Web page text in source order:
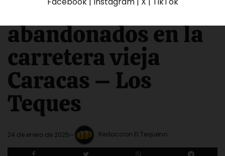
cachorros
abandonados en la
carretera vieja
Caracas – Los
Teques
24 de enero de 2025 Redaccion El Tequeno